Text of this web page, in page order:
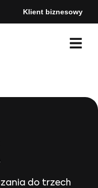
Klient biznesowy
do trzech